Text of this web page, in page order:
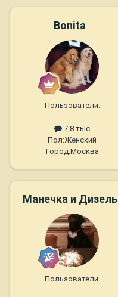
Bonita
Пользователи.
7,8 тыс
Пол:Женский
Город:Москва
Манечка и Дизель
Пользователи.